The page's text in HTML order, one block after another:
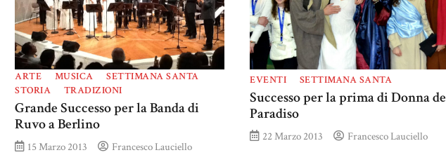
ARTE MUSICA
SETTIMANA SANTA
STORIA
TRADIZIONI
Grande Successo per la Banda di
Ruvo a Berlino
15 Marzo 2013 Francesco Lauciello
EVENTI SETTIMANA SANTA
Successo per la prima di Donna de
Paradiso
22 Marzo 2013 Francesco Lauciello